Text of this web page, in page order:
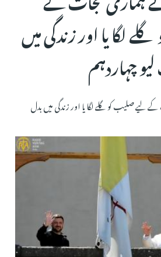
لگا یا اور زندگی میں
چہاردہم
صلیب کو گلے لگا یا اور زندگی میں بدل